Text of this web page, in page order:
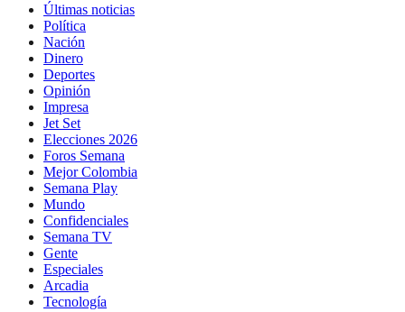
Últimas noticias
Política
Nación
Dinero
Deportes
Opinión
Impresa
Jet Set
Elecciones 2026
Foros Semana
Mejor Colombia
Semana Play
Mundo
Confidenciales
Semana TV
Gente
Especiales
Arcadia
Tecnología